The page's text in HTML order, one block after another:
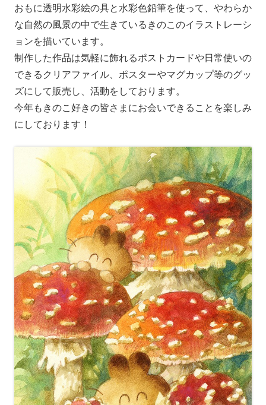
おもに透明水彩絵の具と水彩色鉛筆を使って、やわらか
な自然の風景の中で生きているきのこのイラストレーシ
ョンを描いています。
制作した作品は気軽に飾れるポストカードや日常使いの
できるクリアファイル、ポスターやマグカップ等のグッ
ズにして販売し、活動をしております。
今年もきのこ好きの皆さまにお会いできることを楽しみ
にしております！